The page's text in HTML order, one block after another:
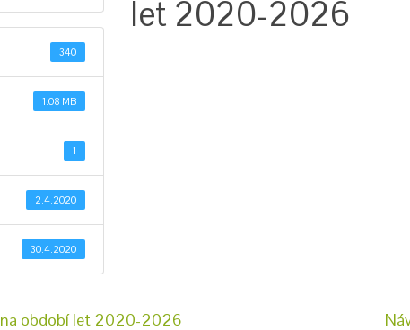
340
1.08 MB
1
2.4.2020
30.4.2020
let 2020-2026
na období let 2020-2026